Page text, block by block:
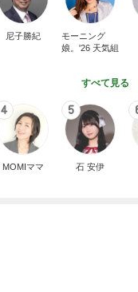
尼子勝紀
モーニング
娘。'26 天気組
すべて見る
4
MOMIママ
5
石 安伊